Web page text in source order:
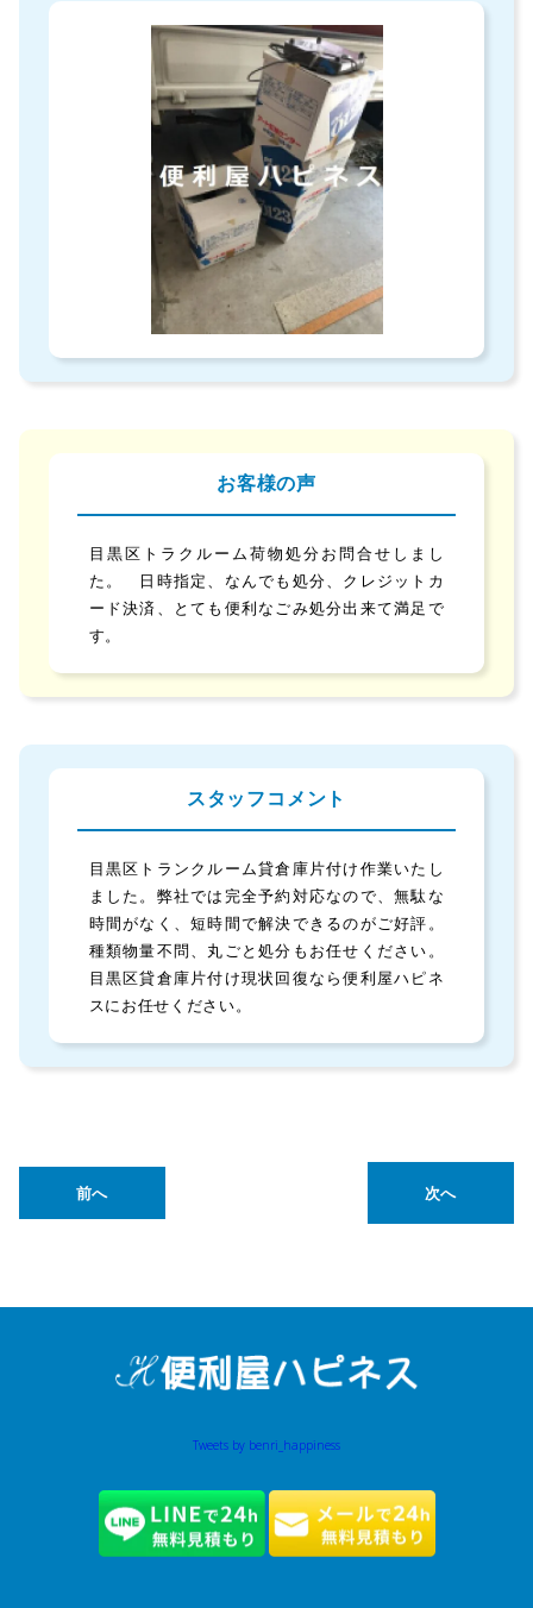
お客様の声
目黒区トラクルーム荷物処分お問合せしまし
た。 日時指定、なんでも処分、クレジットカ
ード決済、とても便利なごみ処分出来て満足で
す。
スタッフコメント
目黒区トランクルーム貸倉庫片付け作業いたし
ました。弊社では完全予約対応なので、無駄な
時間がなく、短時間で解決できるのがご好評。
種類物量不問、丸ごと処分もお任せください。
目黒区貸倉庫片付け現状回復なら便利屋ハピネ
スにお任せください。
前へ 次へ
Tweets by benri_happiness